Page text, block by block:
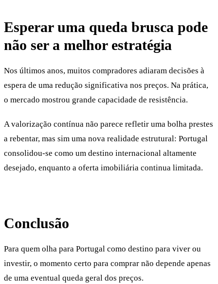
Esperar uma queda brusca pode
não ser a melhor estratégia
Nos últimos anos, muitos compradores adiaram decisões à
espera de uma redução significativa nos preços. Na prática,
o mercado mostrou grande capacidade de resistência.
A valorização contínua não parece refletir uma bolha prestes
a rebentar, mas sim uma nova realidade estrutural: Portugal
consolidou-se como um destino internacional altamente
desejado, enquanto a oferta imobiliária continua limitada.
Conclusão
Para quem olha para Portugal como destino para viver ou
investir, o momento certo para comprar não depende apenas
de uma eventual queda geral dos preços.